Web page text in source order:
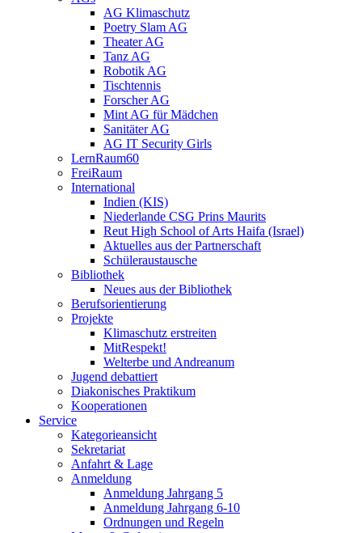
AG Klimaschutz
Poetry Slam AG
Theater AG
Tanz AG
Robotik AG
Tischtennis
Forscher AG
Mint AG für Mädchen
Sanitäter AG
AG IT Security Girls
LernRaum60
FreiRaum
International
Indien (KIS)
Niederlande CSG Prins Maurits
Reut High School of Arts Haifa (Israel)
Aktuelles aus der Partnerschaft
Schüleraustausche
Bibliothek
Neues aus der Bibliothek
Berufsorientierung
Projekte
Klimaschutz erstreiten
MitRespekt!
Welterbe und Andreanum
Jugend debattiert
Diakonisches Praktikum
Kooperationen
Service
Kategorieansicht
Sekretariat
Anfahrt & Lage
Anmeldung
Anmeldung Jahrgang 5
Anmeldung Jahrgang 6-10
Ordnungen und Regeln